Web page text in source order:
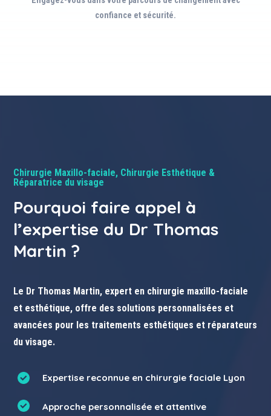
confiance et sécurité.
Chirurgie Maxillo-faciale, Chirurgie Esthétique &
Réparatrice du visage
Pourquoi faire appel à
l’expertise du Dr Thomas
Martin ?
Le Dr Thomas Martin, expert en chirurgie maxillo-faciale
et esthétique, offre des solutions personnalisées et
avancées pour les traitements esthétiques et réparateurs
du visage.
Expertise reconnue en chirurgie faciale Lyon
Approche personnalisée et attentive